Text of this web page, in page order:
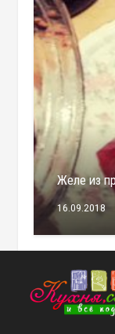
Желе из
16.09.2018